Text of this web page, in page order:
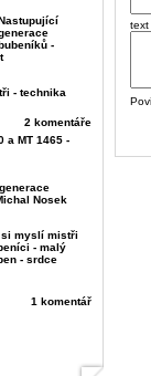
-
- technika
2 komentáře
a MT 1465 -
Nosek
si myslí mistři
- malý
- srdce
1 komentář
text